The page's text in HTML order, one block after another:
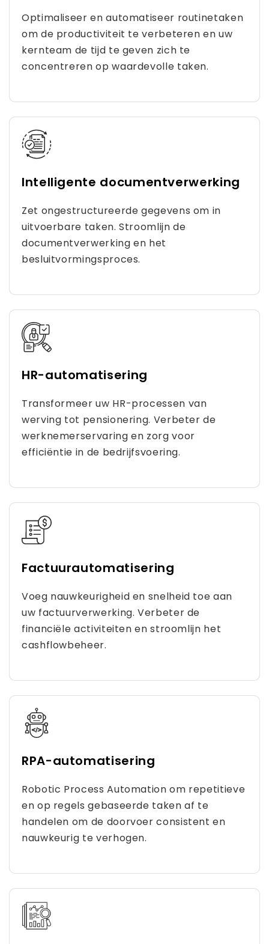
Optimaliseer en automatiseer routinetaken
om de productiviteit te verbeteren en uw
kernteam de tijd te geven zich te
concentreren op waardevolle taken.
Intelligente documentverwerking
Zet ongestructureerde gegevens om in
uitvoerbare taken. Stroomlijn de
documentverwerking en het
besluitvormingsproces.
HR-automatisering
Transformeer uw HR-processen van
werving tot pensionering. Verbeter de
werknemerservaring en zorg voor
efficiëntie in de bedrijfsvoering.
Factuurautomatisering
Voeg nauwkeurigheid en snelheid toe aan
uw factuurverwerking. Verbeter de
financiële activiteiten en stroomlijn het
cashflowbeheer.
RPA-automatisering
Robotic Process Automation om repetitieve
en op regels gebaseerde taken af ​​te
handelen om de doorvoer consistent en
nauwkeurig te verhogen.